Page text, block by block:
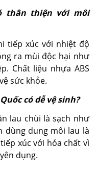
thân thiện với môi
tiếp xúc với nhiệt độ
ra mùi độc hại như
Chất liệu nhựa ABS
sức khỏe.
có dễ vệ sinh?
lau chùi là sạch như
dùng dung môi lau là
xúc với hóa chất vì
dụng.